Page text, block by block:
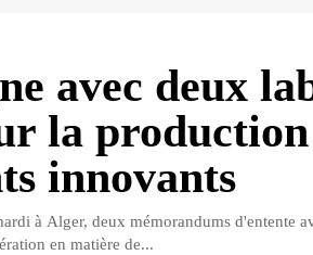
avec deux
la
innovants
à Alger, deux mémorandums d'entente
en matière de...